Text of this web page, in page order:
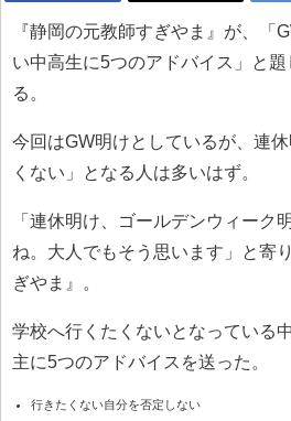
『静岡の元教師すぎやま』が、「
い中高生に5つのアドバイス」と
る。
今回はGW明けとしているが、連
くない」となる人は多いはず。
「連休明け、ゴールデンウィーク
ね。大人でもそう思います」と寄
ぎやま』。
学校へ行くたくないとなっている
主に5つのアドバイスを送った。
行きたくない自分を否定しない